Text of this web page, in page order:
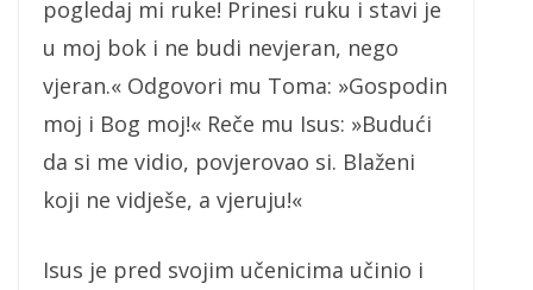
pogledaj mi ruke! Prinesi ruku i stavi je
u moj bok i ne budi nevjeran, nego
vjeran.« Odgovori mu Toma: »Gospodin
moj i Bog moj!« Reče mu Isus: »Budući
da si me vidio, povjerovao si. Blaženi
koji ne vidješe, a vjeruju!«
Isus je pred svojim učenicima učinio i